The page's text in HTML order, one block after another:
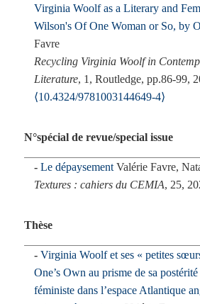
Virginia Woolf as a Literary and
Wilson's Of One Woman or So, by
Favre
Recycling Virginia Woolf in
Literature, 1, Routledge, pp.86-99,
⟨10.4324/9781003144649-4⟩
N°spécial de revue/special issue
Le dépaysement Valérie Favre,
Textures : cahiers du CEMIA, 25,
Thèse
Virginia Woolf et ses « petites
One’s Own au prisme de sa
féministe dans l’espace Atlantique